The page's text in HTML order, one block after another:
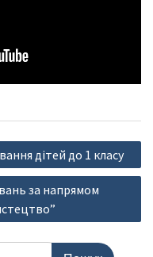
дітей до 1 класу
за напрямом